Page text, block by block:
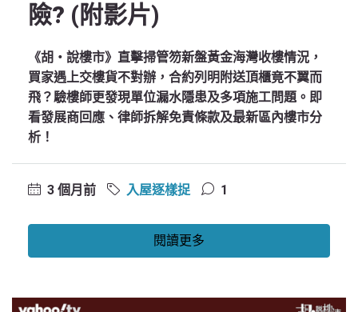
險? (附影片)
《胡‧說樓市》直擊掃管笏新盤黃金海灣收樓情況，
買家遇上交樓貨不對辦，合約列明附送頂櫃竟不翼而
飛？驗樓師更發現單位漏水隱患及多項施工問題。即
看發展商回應、律師拆解免責條款及最新區內樓市分
析！
3 個月前 入屋逐樣捉 1
閱讀更多